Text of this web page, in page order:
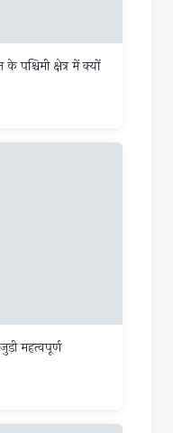
पश्चिमी क्षेत्र में क्यों
महत्वपूर्ण